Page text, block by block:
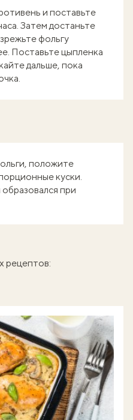
и поставьте
Затем достаньте
фольгу
Поставьте цыпленка
дальше, пока
положите
куски.
при
рецептов: